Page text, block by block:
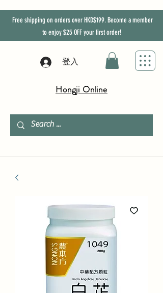
Free shipping on orders over HKD$199. Become a member
to enjoy$25 OFFyour first order!
登入
Hongji Online